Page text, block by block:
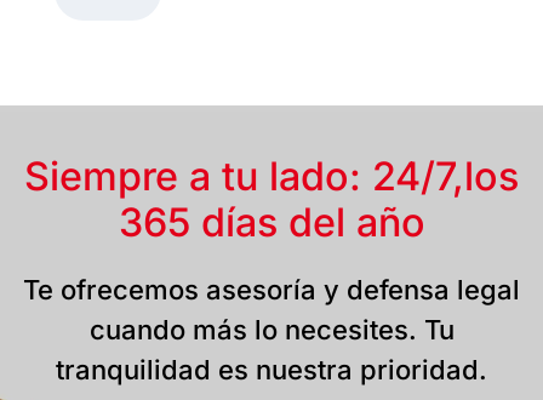
Siempre a tu lado: 24/7,los
365 días del año
Te ofrecemos asesoría y defensa legal
cuando más lo necesites. Tu
tranquilidad es nuestra prioridad.